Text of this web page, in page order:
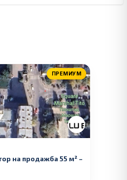
ПРЕМИУМ
на продажба 55 м² –